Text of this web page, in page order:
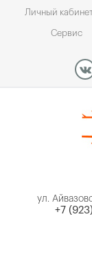
Личный
Сервис
ул.
+7